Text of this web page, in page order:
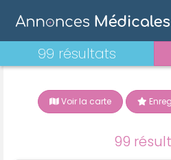
99 résultats
Voir la carte
99